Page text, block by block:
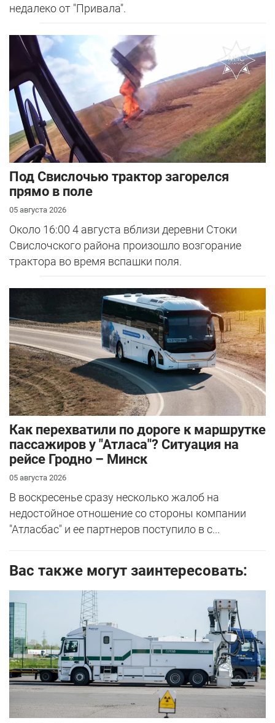
недалеко от "Привала".
Под Свислочью трактор загорелся
прямо в поле
05 августа 2026
Около 16:00 4 августа вблизи деревни Стоки
Свислочского района произошло возгорание
трактора во время вспашки поля.
Как перехватили по дороге к маршрутке
пассажиров у "Атласа"? Ситуация на
рейсе Гродно – Минск
05 августа 2026
В воскресенье сразу несколько жалоб на
недостойное отношение со стороны компании
"Атласбас" и ее партнеров поступило в с...
Вас также могут заинтересовать: